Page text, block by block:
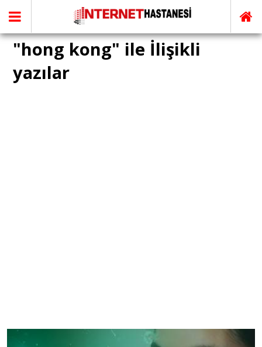
"hong kong" ile İlişikli
yazılar